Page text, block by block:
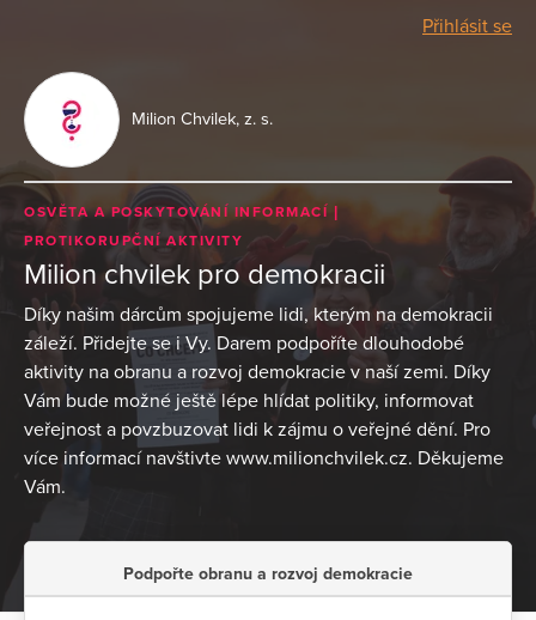
Přihlásit se
Milion Chvilek, z. s.
OSVĚTA A POSKYTOVÁNÍ INFORMACÍ
PROTIKORUPČNÍ AKTIVITY
Milion chvilek pro demokracii
Díky našim dárcům spojujeme lidi, kterým na demokracii
záleží. Přidejte se i Vy. Darem podpoříte dlouhodobé
aktivity na obranu a rozvoj demokracie v naší zemi. Díky
Vám bude možné ještě lépe hlídat politiky, informovat
veřejnost a povzbuzovat lidi k zájmu o veřejné dění. Pro
více informací navštivte www.milionchvilek.cz. Děkujeme
Vám.
Podpořte obranu a rozvoj demokracie